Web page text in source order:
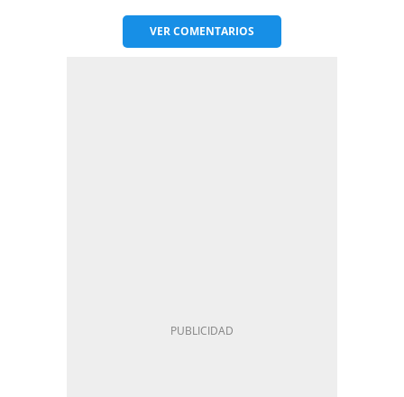
VERCOMENTARIOS